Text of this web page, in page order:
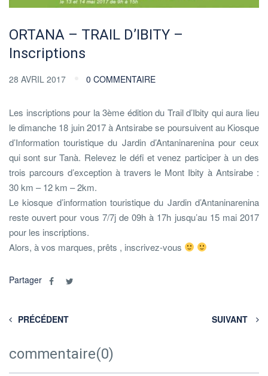
ORTANA – TRAIL D’IBITY –
Inscriptions
28 AVRIL 2017 0 COMMENTAIRE
Les inscriptions pour la 3ème édition du Trail d’Ibity qui aura lieu
le dimanche 18 juin 2017 à Antsirabe se poursuivent au Kiosque
d’Information touristique du Jardin d’Antaninarenina pour ceux
qui sont sur Tanà. Relevez le défi et venez participer à un des
trois parcours d’exception à travers le Mont Ibity à Antsirabe :
30 km – 12 km – 2km.
Le kiosque d’information touristique du Jardin d’Antaninarenina
reste ouvert pour vous 7/7j de 09h à 17h jusqu’au 15 mai 2017
pour les inscriptions.
Alors, à vos marques, prêts , inscrivez-vous
Partager
PRÉCÉDENT SUIVANT
commentaire(0)